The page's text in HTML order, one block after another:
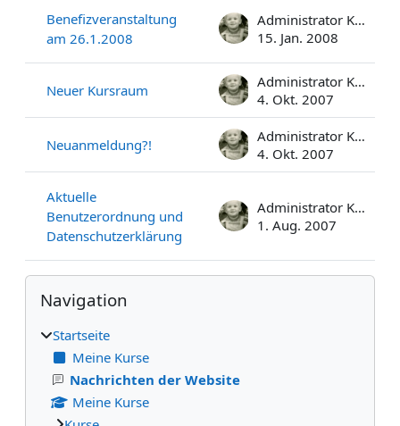
Benefizveranstaltung
am 26.1.2008
Administrator Kolbert
15. Jan. 2008
Neuer Kursraum
Administrator Kolbert
4. Okt. 2007
Neuanmeldung?!
Administrator Kolbert
4. Okt. 2007
Aktuelle
Benutzerordnung und
Datenschutzerklärung
Administrator Kolbert
1. Aug. 2007
Blöcke
Navigation überspringen
Navigation
Startseite
Meine Kurse
Nachrichten der Website
Meine Kurse